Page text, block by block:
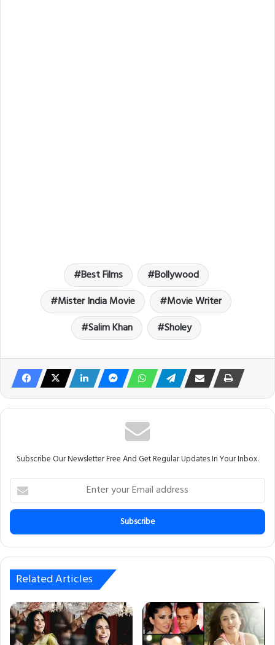
Best Films
Bollywood
Mister India Movie
Movie Writer
Salim Khan
Sholey
Subscribe Our Newsletter Free And Get Regular Updates In Your Inbox.
t
r
y
r
m
a
Related Articles